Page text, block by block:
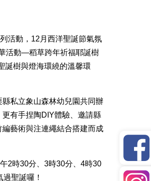
活動，12月西洋聖誕節氣氛
活動—稻草跨年祈福耶誕樹
誕樹與燈海環繞的溫馨環
私立象山森林幼兒園共同辦
有手捏陶DIY體驗、邀請縣
藝術與注連繩結合搭建而成
2時30分、3時30分、4時30
聖誕囉！